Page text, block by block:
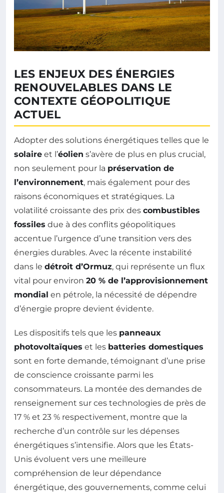
LES ENJEUX DES ÉNERGIES
RENOUVELABLES DANS LE
CONTEXTE GÉOPOLITIQUE
ACTUEL
Adopter des solutions énergétiques telles que le
solaire et l’éolien s’avère de plus en plus crucial,
non seulement pour la préservation de
l’environnement, mais également pour des
raisons économiques et stratégiques. La
volatilité croissante des prix des combustibles
fossiles due à des conflits géopolitiques
accentue l’urgence d’une transition vers des
énergies durables. Avec la récente instabilité
dans le détroit d’Ormuz, qui représente un flux
vital pour environ 20 % de l’approvisionnement
mondial en pétrole, la nécessité de dépendre
d’énergie propre devient évidente.
Les dispositifs tels que les panneaux
photovoltaïques et les batteries domestiques
sont en forte demande, témoignant d’une prise
de conscience croissante parmi les
consommateurs. La montée des demandes de
renseignement sur ces technologies de près de
17 % et 23 % respectivement, montre que la
recherche d’un contrôle sur les dépenses
énergétiques s’intensifie. Alors que les États-
Unis évoluent vers une meilleure
compréhension de leur dépendance
énergétique, des gouvernements, comme celui